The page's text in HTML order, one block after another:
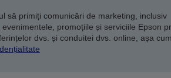
să primiți comunicări de marketing, inclusiv
promoțiile și serviciile Epson
dvs. și conduitei dvs. online, așa cum